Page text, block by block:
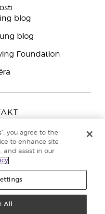
blog
blog
Foundation
97
800 144 066
údajů
you agree to the
to enhance site
and assist in our
All